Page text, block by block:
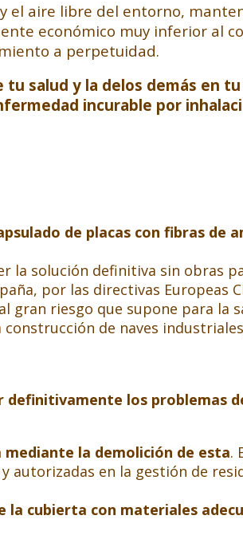
el aire libre del entorno,
económico muy inferior al
a perpetuidad.
salud y la delos demás en
incurable por
de placas con fibras de
la solución definitiva sin obras
por las directivas Europeas
al gran riesgo que supone para
de naves
definitivamente los problemas
la demolición de esta.
autorizadas en la gestión de
la cubierta con materiales